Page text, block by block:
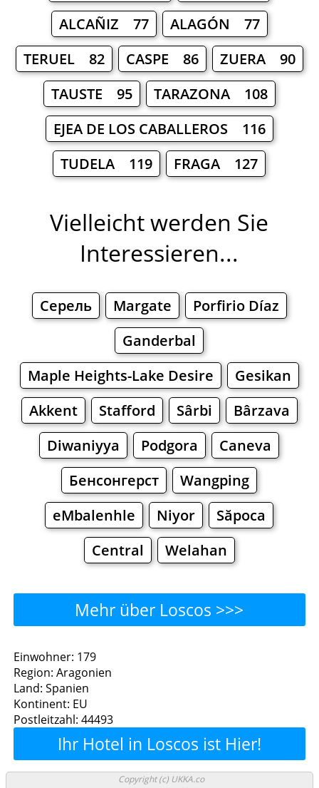
ALCAÑIZ 77
ALAGÓN 77
TERUEL 82
CASPE 86
ZUERA 90
TAUSTE 95
TARAZONA 108
EJEA DE LOS CABALLEROS 116
TUDELA 119
FRAGA 127
Vielleicht werden Sie
Interessieren...
Серель Margate
Porfirio Díaz
Ganderbal
Maple Heights-Lake Desire
Gesikan
Akkent
Stafford Sârbi
Bârzava
Diwaniyya
Podgora
Caneva
Бенсонгерст
Wangping
eMbalenhle
Niyor
Săpoca
Central
Welahan
Mehr über Loscos >>>
Loscos - Wo man essen
Restaurants
Bäckereien
Supermärkte Malls
Einwohner: 179
Region: Aragonien
Land: Spanien
Kontinent: EU
Postleitzahl: 44493
Ihr Hotel in Loscos ist Hier!
Copyright (c) UKKA.co